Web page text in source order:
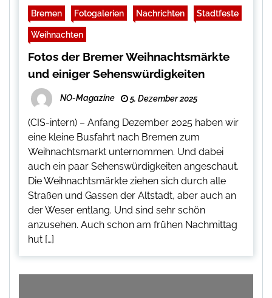
Bremen Fotogalerien Nachrichten Stadtfeste
Weihnachten
Fotos der Bremer Weihnachtsmärkte
und einiger Sehenswürdigkeiten
NO-Magazine 5. Dezember 2025
(CIS-intern) – Anfang Dezember 2025 haben wir
eine kleine Busfahrt nach Bremen zum
Weihnachtsmarkt unternommen. Und dabei
auch ein paar Sehenswürdigkeiten angeschaut.
Die Weihnachtsmärkte ziehen sich durch alle
Straßen und Gassen der Altstadt, aber auch an
der Weser entlang. Und sind sehr schön
anzusehen. Auch schon am frühen Nachmittag
hut […]